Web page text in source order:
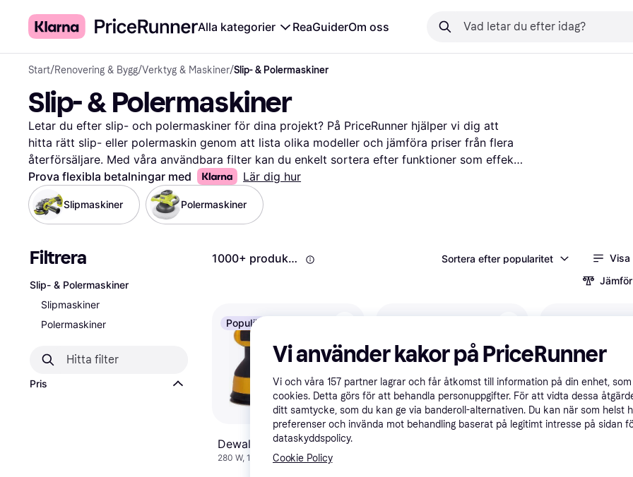
Alla kategorier ReaGuiderOm oss
Start/Renovering & Bygg/Verktyg & Maskiner/Slip- & Polermaskiner
Slip- & Polermaskiner
Letar du efter slip- och polermaskiner för dina projekt? På PriceRunner hjälper vi dig att
hitta rätt slip- eller polermaskin genom att lista olika modeller och jämföra priser från flera
återförsäljare. Med våra användbara filter kan du enkelt sortera efter funktioner som effekt,
storlek eller varumärke. Det gör det lättare för dig att välja den maskin som passar dina
behov och din budget. Du kan också läsa användarrecensioner för att få en uppfattning om
vad andra tycker om produkterna. Vi guidar dig till rätt val genom att ge dig all information
du behöver på ett och samma ställe. Vi ser till att du får mest valuta för pengarna genom
Mer om slip- & polermaskiner »
Prova flexibla betalningar med Lär dig hur
Slipmaskiner Polermaskiner
Filtrera
Slip- & Polermaskiner
Slipmaskiner
Polermaskiner
Pris
1000+ produkter Sortera efter popularitet
Visa
Populär
Dewalt DWE6423-QS 4.7
280 W, 1.5 kg
Makita
Vi använder kakor på PriceRunner
Vi och våra 157 partner lagrar och får åtkomst till information på din enhet,
cookies. Detta görs för att behandla personuppgifter. För att vidta dessa
ditt samtycke, som du kan ge via banderoll-alternativen. Du kan när som helst
preferenser och invända mot behandling baserat på legitimt intresse på sidan
dataskyddspolicy.
Cookie Policy